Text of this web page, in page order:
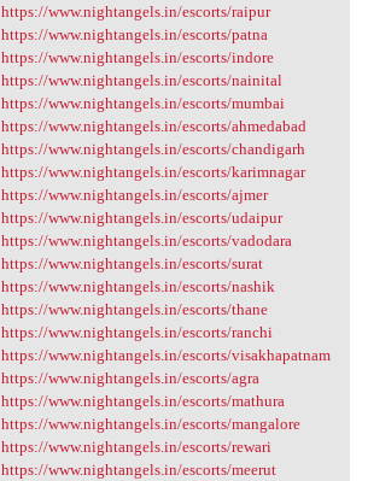
https://www.nightangels.in/escorts/raipur
https://www.nightangels.in/escorts/patna
https://www.nightangels.in/escorts/indore
https://www.nightangels.in/escorts/nainital
https://www.nightangels.in/escorts/mumbai
https://www.nightangels.in/escorts/ahmedabad
https://www.nightangels.in/escorts/chandigarh
https://www.nightangels.in/escorts/karimnagar
https://www.nightangels.in/escorts/ajmer
https://www.nightangels.in/escorts/udaipur
https://www.nightangels.in/escorts/vadodara
https://www.nightangels.in/escorts/surat
https://www.nightangels.in/escorts/nashik
https://www.nightangels.in/escorts/thane
https://www.nightangels.in/escorts/ranchi
https://www.nightangels.in/escorts/visakhapatnam
https://www.nightangels.in/escorts/agra
https://www.nightangels.in/escorts/mathura
https://www.nightangels.in/escorts/mangalore
https://www.nightangels.in/escorts/rewari
https://www.nightangels.in/escorts/meerut